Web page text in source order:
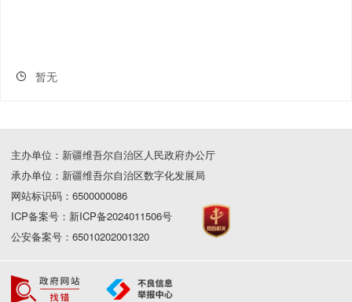
暂无
主办单位：新疆维吾尔自治区人民政府办公厅
承办单位：新疆维吾尔自治区数字化发展局
网站标识码：6500000086
ICP备案号：新ICP备2024011506号
公安备案号：65010202001320